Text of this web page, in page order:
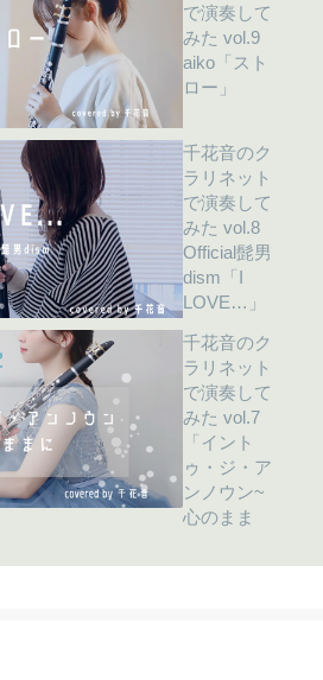
で演奏して
みた vol.9
aiko「スト
ロー」
千花音のク
ラリネット
で演奏して
みた vol.8
Official髭男
dism「I
LOVE…」
千花音のク
ラリネット
で演奏して
みた vol.7
「イント
ゥ・ジ・ア
ンノウン~
心のまま